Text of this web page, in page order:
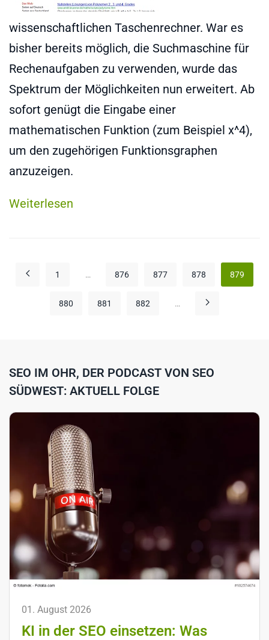
wissenschaftlichen Taschenrechner. War es
bisher bereits möglich, die Suchmaschine für
Rechenaufgaben zu verwenden, wurde das
Spektrum der Möglichkeiten nun erweitert. Ab
sofort genügt die Eingabe einer
mathematischen Funktion (zum Beispiel x^4),
um den zugehörigen Funktionsgraphen
anzuzeigen.
Weiterlesen
1 … 876 877 878 879
880 881 882 …
SEO IM OHR, DER PODCAST VON SEO
SÜDWEST: AKTUELL FOLGE
01. August 2026
KI in der SEO einsetzen: Was